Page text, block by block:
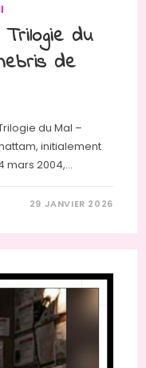
du
de
du Mal –
initialement
mars 2004,…
29 JANVIER 2026